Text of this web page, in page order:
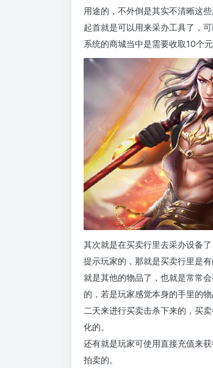
用途的，不外倒是其实不清晰这
起首就是可以用来采办工具了，
系统的商城当中是需要收取10个元
其次就是在买卖行里去采办设备
提示玩家的，那就是买卖行里是
就是其他的物品了，也就是常常
的，若是玩家感觉本身的手里的
二天来进行买卖击杀下来的，买
化的。
还有就是玩家可使用直接充值来
拍卖的。